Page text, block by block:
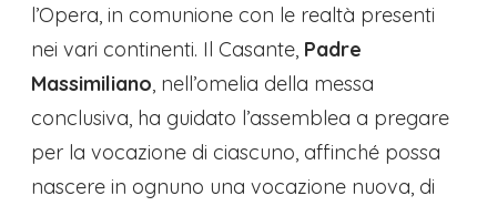
l’Opera, in comunione con le realtà presenti
nei vari continenti. Il Casante, Padre
Massimiliano, nell’omelia della messa
conclusiva, ha guidato l’assemblea a pregare
per la vocazione di ciascuno, affinché possa
nascere in ognuno una vocazione nuova, di